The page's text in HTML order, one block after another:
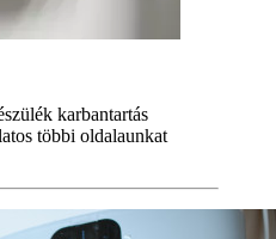
karbantartás
többi oldalaunkat